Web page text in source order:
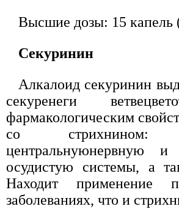
Высшие дозы: 15 капель
Секуринин
Алкалоид секуринин
секуренеги
фармакологическим
со стрихнином:
центральнуюнервную
осудистую системы, а
Находит
заболеваниях, что и